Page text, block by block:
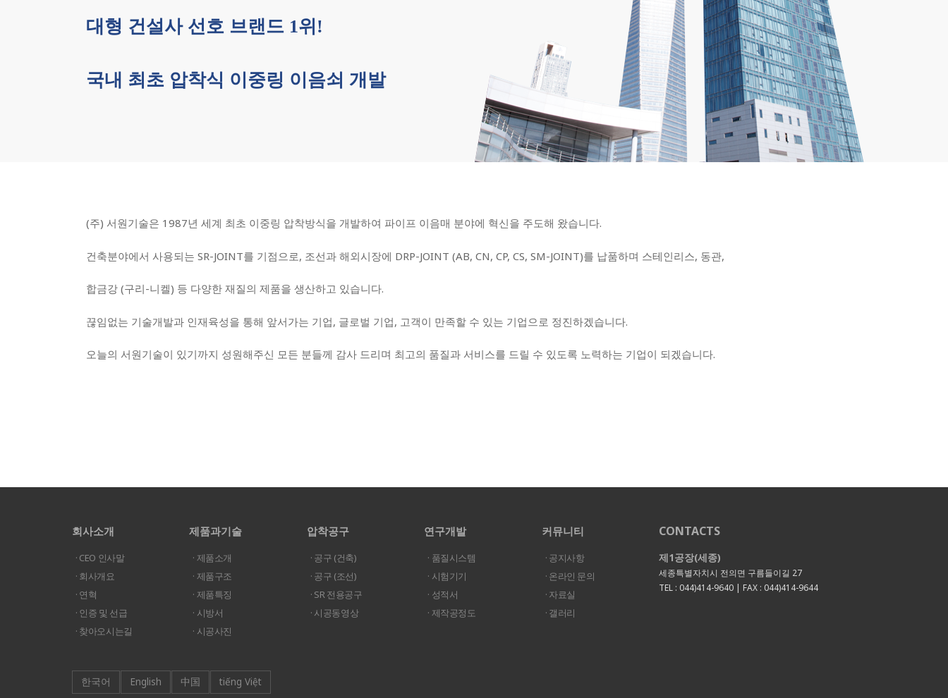
대형 건설사 선호 브랜드 1위!
국내 최초 압착식 이중링 이음쇠 개발
(주) 서원기술은 1987년 세계 최초 이중링 압착방식을 개발하여 파이프 이음매 분야에 혁신을 주도해 왔습니다.
건축분야에서 사용되는 SR-JOINT를 기점으로, 조선과 해외시장에 DRP-JOINT (AB, CN, CP, CS, SM-JOINT)를 납품하며 스테인리스, 동관,
합금강 (구리-니켈) 등 다양한 재질의 제품을 생산하고 있습니다.
끊임없는 기술개발과 인재육성을 통해 앞서가는 기업, 글로벌 기업, 고객이 만족할 수 있는 기업으로 정진하겠습니다.
오늘의 서원기술이 있기까지 성원해주신 모든 분들께 감사 드리며 최고의 품질과 서비스를 드릴 수 있도록 노력하는 기업이 되겠습니다.
회사소개
· CEO 인사말
· 회사개요
· 연혁
· 인증 및 선급
· 찾아오시는길
제품과기술
· 제품소개
· 제품구조
· 제품특징
· 시방서
· 시공사진
압착공구
· 공구 (건축)
· 공구 (조선)
· SR 전용공구
· 시공동영상
연구개발
· 품질시스템
· 시험기기
· 성적서
· 제작공정도
커뮤니티
· 공지사항
· 온라인 문의
· 자료실
· 갤러리
한국어 English 中国 tiếng Việt
CONTACTS
제1공장(세종)
세종특별자치시 전의면 구름들이길 27
TEL : 044)414-9640 | FAX : 044)414-9644